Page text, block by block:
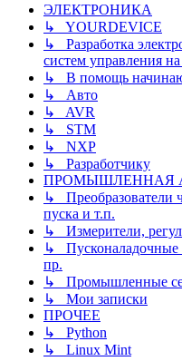
ЭЛЕКТРОНИКА
↳ YOURDEVICE
↳ Разработка
систем управления
↳ В помощь
↳ Авто
↳ AVR
↳ STM
↳ NXP
↳ Разработчику
ПРОМЫШЛЕННАЯ
↳ Преобразователи
пуска и т.п.
↳ Измерители,
↳ Пусконаладочные
пр.
↳ Промышленные
↳ Мои записки
ПРОЧЕЕ
↳ Python
↳ Linux Mint